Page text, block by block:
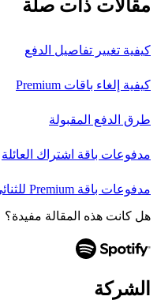
مقالات ذات صلة
كيفية تغيير تفاصيل الدفع
كيفية إلغاء باقات Premium
طرق الدفع المقبولة
مدفوعات باقة اشتراك العائلة
مدفوعات باقة Premium للثنائي
هل كانت هذه المقالة مفيدة؟
الشركة